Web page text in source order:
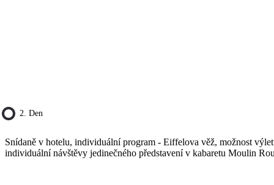
2. Den
Snídaně v hotelu, individuální program - Eiffelova věž, možnost
individuální návštěvy jedinečného představení v kabaretu Moulin